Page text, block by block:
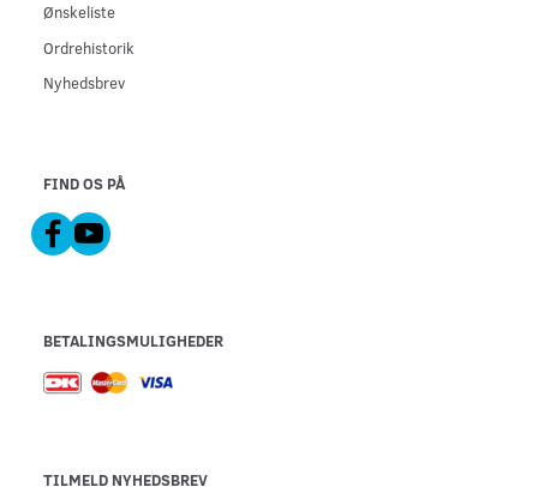
Ønskeliste
Ordrehistorik
Nyhedsbrev
FIND OS PÅ
BETALINGSMULIGHEDER
TILMELD NYHEDSBREV